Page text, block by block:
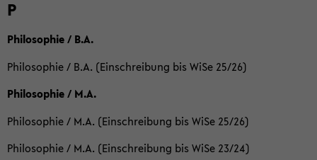
P
Philosophie / B.A.
Philosophie / B.A. (Einschreibung bis WiSe 25/26)
Philosophie / M.A.
Philosophie / M.A. (Einschreibung bis WiSe 25/26)
Philosophie / M.A. (Einschreibung bis WiSe 23/24)